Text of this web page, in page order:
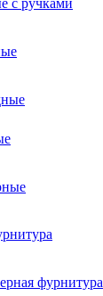
фурнитура